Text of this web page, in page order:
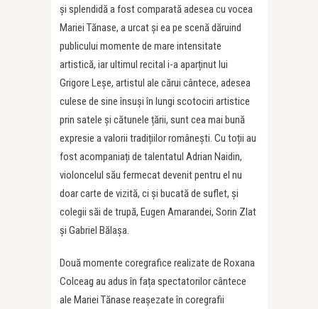
și splendidă a fost comparată adesea cu vocea
Mariei Tănase, a urcat și ea pe scenă dăruind
publicului momente de mare intensitate
artistică, iar ultimul recital i-a aparținut lui
Grigore Leșe, artistul ale cărui cântece, adesea
culese de sine însuși în lungi scotociri artistice
prin satele și cătunele țării, sunt cea mai bună
expresie a valorii tradițiilor românești. Cu toții au
fost acompaniați de talentatul Adrian Naidin,
violoncelul său fermecat devenit pentru el nu
doar carte de vizită, ci și bucată de suflet, și
colegii săi de trupă, Eugen Amarandei, Sorin Zlat
și Gabriel Bălașa.
Două momente coregrafice realizate de Roxana
Colceag au adus în fața spectatorilor cântece
ale Mariei Tănase reașezate în coregrafii